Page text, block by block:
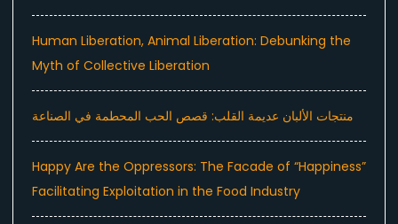
Human Liberation, Animal Liberation: Debunking the
Myth of Collective Liberation
منتجات الألبان عديمة القلب: قصص الحب المحطمة في الصناعة
Happy Are the Oppressors: The Facade of “Happiness”
Facilitating Exploitation in the Food Industry